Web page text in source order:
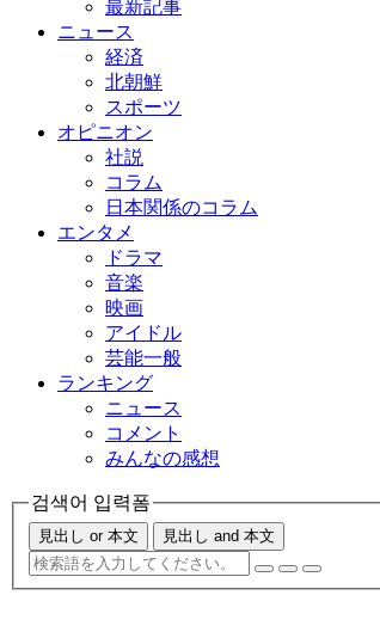
最新記事
ニュース
経済
北朝鮮
スポーツ
オピニオン
社説
コラム
日本関係のコラム
エンタメ
ドラマ
音楽
映画
アイドル
芸能一般
ランキング
ニュース
コメント
みんなの感想
검색어 입력폼
見出し or 本文 見出し and 本文